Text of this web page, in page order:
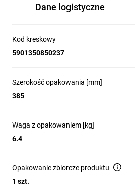
Dane logistyczne
Kod kreskowy
5901350850237
Szerokość opakowania [mm]
385
Waga z opakowaniem [kg]
6.4
Opakowanie zbiorcze produktu
1 szt.